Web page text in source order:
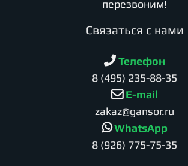
перезвоним!
Cвязаться с нами
Телефон
8 (495) 235-88-35
E-mail
zakaz@gansor.ru
WhatsApp
8 (926) 775-75-35